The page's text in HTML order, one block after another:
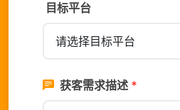
目标平台
获客需求描述 *